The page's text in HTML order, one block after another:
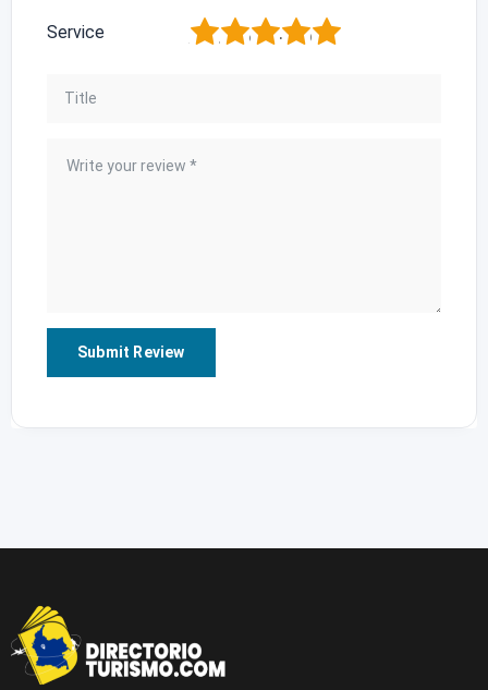
Service 5
4
3
2